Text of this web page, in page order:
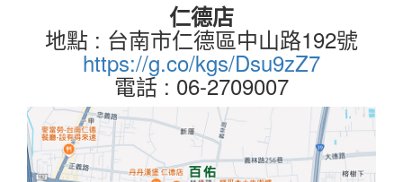
仁德店
地點 : 台南市仁德區中山路192號
https://g.co/kgs/Dsu9zZ7
電話 : 06-2709007